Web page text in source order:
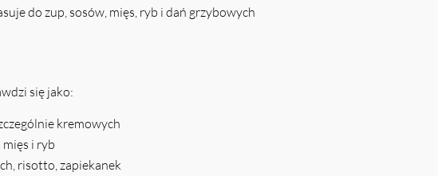
do zup, sosów, mięs, ryb i dań grzybowych
się jako:
kremowych
i ryb
risotto, zapiekanek